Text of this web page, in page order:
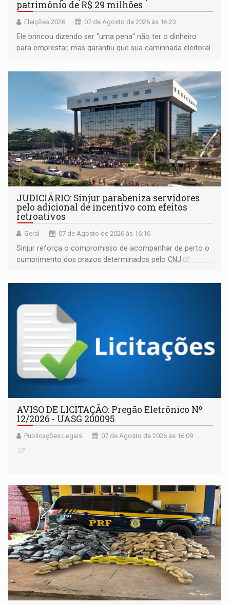
patrimônio de R$ 29 milhões
Eleições 2026 07 de Agosto de 2026 às 16:23
Ele brincou dizendo ser "uma pena" não ter o dinheiro
para emprestar, mas garantiu que sua caminhada eleitoral
JUDICIÁRIO: Sinjur parabeniza servidores
pelo adicional de incentivo com efeitos
retroativos
Geral 07 de Agosto de 2026 às 16:16
Sinjur reforça o compromisso de acompanhar de perto o
cumprimento dos prazos determinados pelo CNJ
AVISO DE LICITAÇÃO: Pregão Eletrônico Nº
12/2026 - UASG 200095
Publicações Legais 07 de Agosto de 2026 às 16:09